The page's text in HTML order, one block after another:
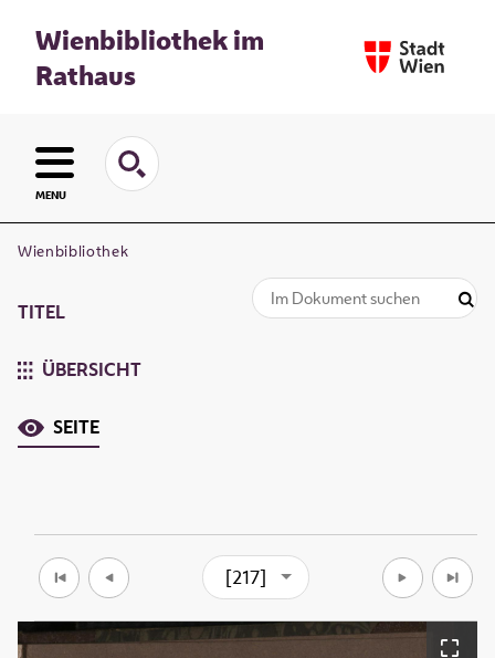
Wienbibliothek im
Rathaus
MENU
Wienbibliothek
TITEL
ÜBERSICHT
SEITE
[217]